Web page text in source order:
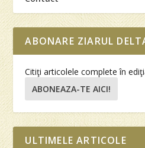
ABONARE ZIARUL
Citiţi articolele complete în
ABONEAZA-TE AICI!
ULTIMELE ARTICOLE